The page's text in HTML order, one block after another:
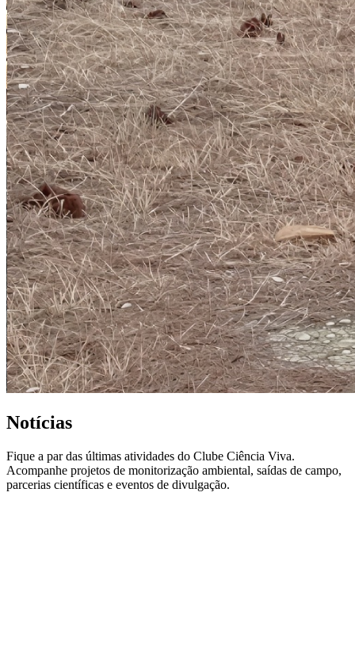
Notícias
Fique a par das últimas atividades do Clube Ciência Viva.
Acompanhe projetos de monitorização ambiental, saídas de campo,
parcerias científicas e eventos de divulgação.